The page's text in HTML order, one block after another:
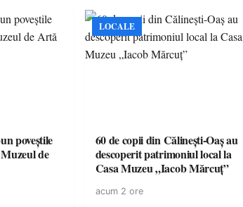
poveștile
de
LOCALE
60 de copii din Călinești-Oaș au
descoperit patrimoniul local la
Casa Muzeu „Iacob Mărcuț”
acum 2 ore